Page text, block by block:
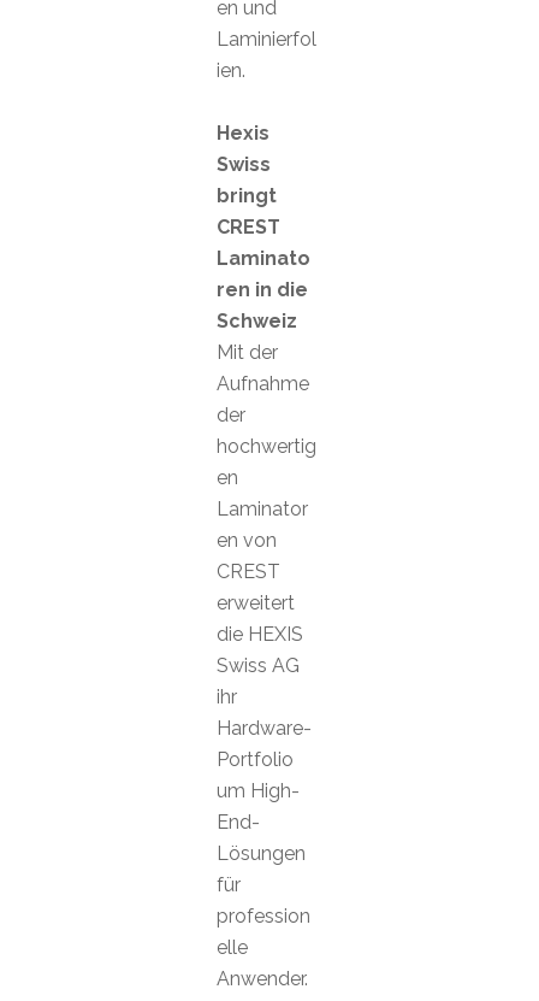
en und
Laminierfol
ien.
Hexis
Swiss
bringt
CREST
Laminato
ren in die
Schweiz
Mit der
Aufnahme
der
hochwertig
en
Laminator
en von
CREST
erweitert
die HEXIS
Swiss AG
ihr
Hardware-
Portfolio
um High-
End-
Lösungen
für
profession
elle
Anwender.